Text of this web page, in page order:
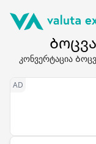
კონვერტაცია